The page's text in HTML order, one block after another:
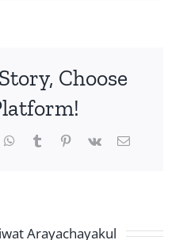
Choose
Arayachayakul